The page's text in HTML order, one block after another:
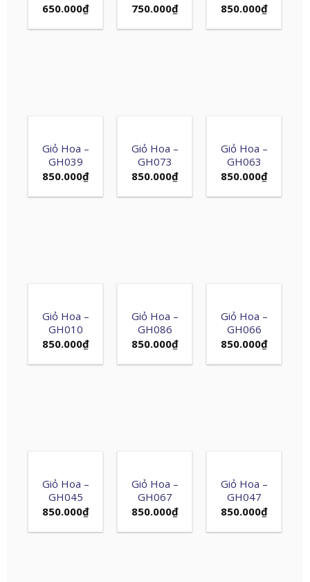
650.000₫
750.000₫
850.000₫
Giỏ Hoa –
GH039
850.000₫
Giỏ Hoa –
GH073
850.000₫
Giỏ Hoa –
GH063
850.000₫
Giỏ Hoa –
GH010
850.000₫
Giỏ Hoa –
GH086
850.000₫
Giỏ Hoa –
GH066
850.000₫
Giỏ Hoa –
GH045
850.000₫
Giỏ Hoa –
GH067
850.000₫
Giỏ Hoa –
GH047
850.000₫